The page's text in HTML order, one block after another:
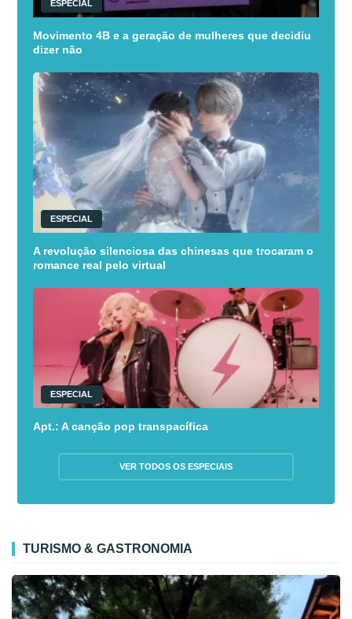
ESPECIAL
Movimento 4B e a geração de mulheres que decidiu
dizer não
ESPECIAL
A revolução silenciosa das chinesas que trocaram o
romance real pelo virtual
ESPECIAL
Apt.: A canção pop transpacífica
VER TODOS OS ESPECIAIS
TURISMO & GASTRONOMIA